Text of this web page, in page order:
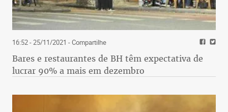
16:52 - 25/11/2021 - Compartilhe
Bares e restaurantes de BH têm expectativa de
lucrar 90% a mais em dezembro